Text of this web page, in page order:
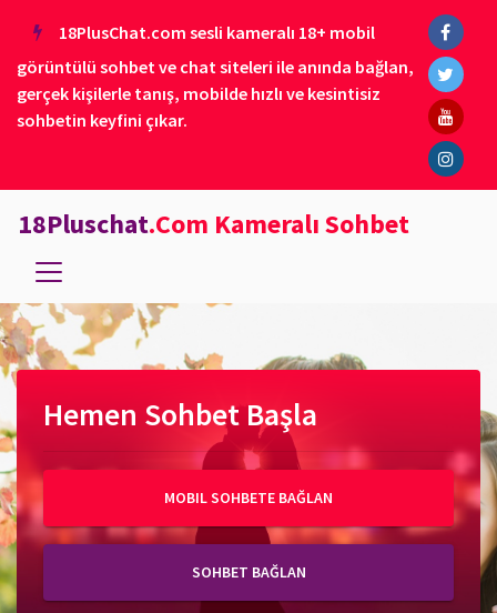
18PlusChat.com sesli kameralı 18+ mobil
görüntülü sohbet ve chat siteleri ile anında bağlan,
gerçek kişilerle tanış, mobilde hızlı ve kesintisiz
sohbetin keyfini çıkar.
18Pluschat.Com Kameralı Sohbet
Hemen Sohbet Başla
MOBIL SOHBETE BAĞLAN
SOHBET BAĞLAN